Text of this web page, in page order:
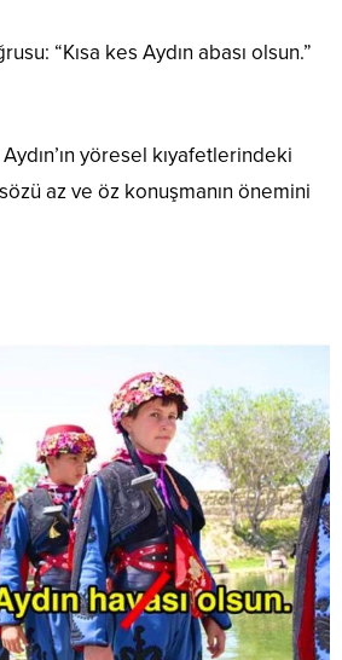
“Kısa kes Aydın abası olsun.”
yöresel kıyafetlerindeki
az ve öz konuşmanın önemini